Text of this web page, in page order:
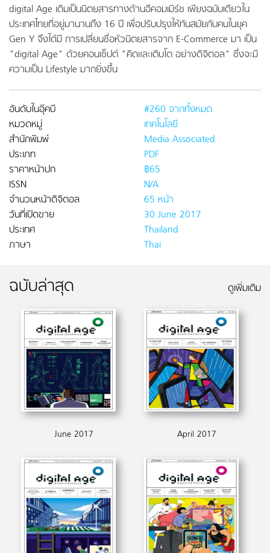
digital Age เดิมเป็นนิตยสารทางด้านอีคอมเมิร์ซ เพียงฉบับเดียวใน
ประเทศไทยที่อยู่มานานถึง 16 ปี เพื่อปรับปรุงให้ทันสมัยกับคนในยุค
Gen Y จึงได้มี การเปลี่ยนชื่อหัวนิตยสารจาก E-Commerce มา เป็น
"digital Age" ด้วยคอนเซ็ปต์ "คิดและเติบโต อย่างดิจิตอล" ซึ่งจะมี
ความเป็น Lifestyle มากยิ่งขึ้น
อันดับในอุ๊คบี
#260 จากทั้งหมด
หมวดหมู่
เทคโนโลยี
สำนักพิมพ์
Media Associated
ประเภท
PDF
ราคาหน้าปก
฿65
ISSN
N/A
จำนวนหน้าดิจิตอล
65 หน้า
วันที่เปิดขาย
30 June 2017
ประเทศ
Thailand
ภาษา
Thai
ฉบับล่าสุด ดูเพิ่มเติม
June 2017 April 2017